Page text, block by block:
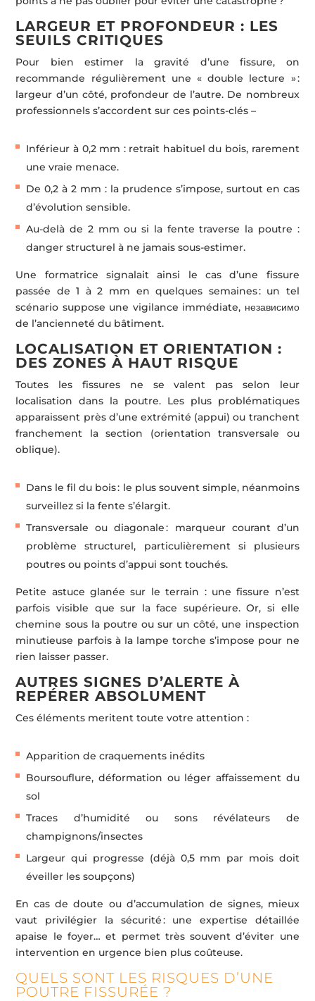
LARGEUR ET PROFONDEUR : LES
SEUILS CRITIQUES
Pour bien estimer la gravité d’une fissure, on
recommande régulièrement une « double lecture » :
largeur d’un côté, profondeur de l’autre. De nombreux
professionnels s’accordent sur ces points-clés –
Inférieur à 0,2 mm : retrait habituel du bois, rarement
une vraie menace.
De 0,2 à 2 mm : la prudence s’impose, surtout en cas
d’évolution sensible.
Au-delà de 2 mm ou si la fente traverse la poutre :
danger structurel à ne jamais sous-estimer.
Une formatrice signalait ainsi le cas d’une fissure
passée de 1 à 2 mm en quelques semaines : un tel
scénario suppose une vigilance immédiate, независимо
de l’ancienneté du bâtiment.
LOCALISATION ET ORIENTATION :
DES ZONES À HAUT RISQUE
Toutes les fissures ne se valent pas selon leur
localisation dans la poutre. Les plus problématiques
apparaissent près d’une extrémité (appui) ou tranchent
franchement la section (orientation transversale ou
oblique).
Dans le fil du bois : le plus souvent simple, néanmoins
surveillez si la fente s’élargit.
Transversale ou diagonale : marqueur courant d’un
problème structurel, particulièrement si plusieurs
poutres ou points d’appui sont touchés.
Petite astuce glanée sur le terrain : une fissure n’est
parfois visible que sur la face supérieure. Or, si elle
chemine sous la poutre ou sur un côté, une inspection
minutieuse parfois à la lampe torche s’impose pour ne
rien laisser passer.
AUTRES SIGNES D’ALERTE À
REPÉRER ABSOLUMENT
Ces éléments meritent toute votre attention :
Apparition de craquements inédits
Boursouflure, déformation ou léger affaissement du
sol
Traces d’humidité ou sons révélateurs de
champignons/insectes
Largeur qui progresse (déjà 0,5 mm par mois doit
éveiller les soupçons)
En cas de doute ou d’accumulation de signes, mieux
vaut privilégier la sécurité : une expertise détaillée
apaise le foyer… et permet très souvent d’éviter une
intervention en urgence bien plus coûteuse.
QUELS SONT LES RISQUES D’UNE
POUTRE FISSURÉE ?